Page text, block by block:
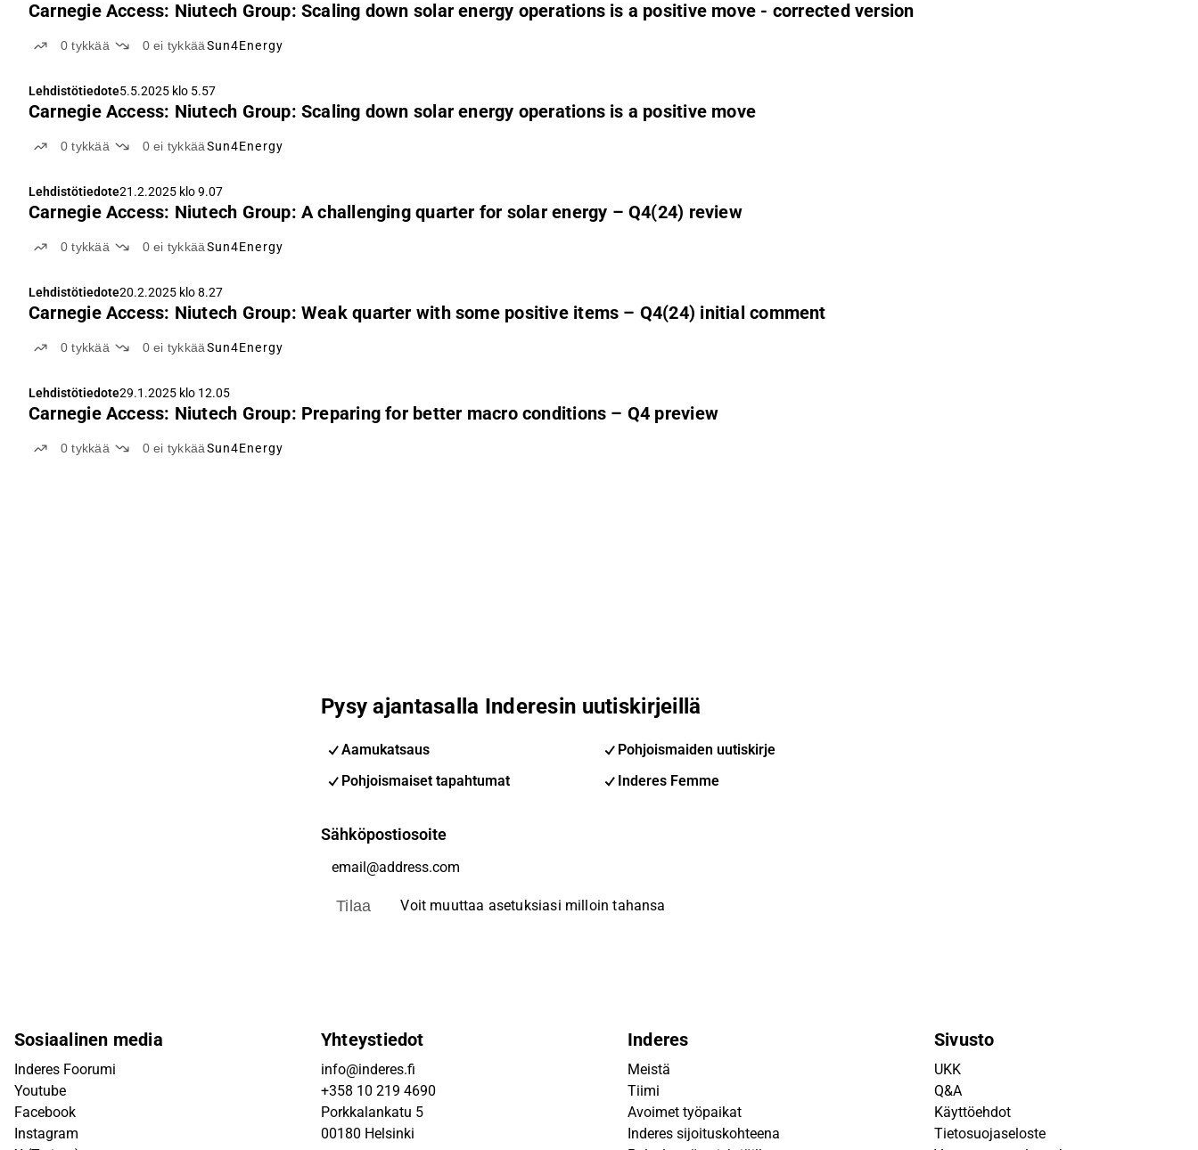
Carnegie Access: Niutech Group: Scaling down solar energy operations is a positive move - corrected version
0tykkää 0ei tykkääSun4Energy
Lehdistötiedote5.5.2025 klo 5.57
Carnegie Access: Niutech Group: Scaling down solar energy operations is a positive move
0tykkää 0ei tykkääSun4Energy
Lehdistötiedote21.2.2025 klo 9.07
Carnegie Access: Niutech Group: A challenging quarter for solar energy – Q4(24) review
0tykkää 0ei tykkääSun4Energy
Lehdistötiedote20.2.2025 klo 8.27
Carnegie Access: Niutech Group: Weak quarter with some positive items – Q4(24) initial comment
0tykkää 0ei tykkääSun4Energy
Lehdistötiedote29.1.2025 klo 12.05
Carnegie Access: Niutech Group: Preparing for better macro conditions – Q4 preview
0tykkää 0ei tykkääSun4Energy
Pysy ajantasalla Inderesin uutiskirjeillä
Aamukatsaus
Pohjoismaiden uutiskirje
Pohjoismaiset tapahtumat
Inderes Femme
Sähköpostiosoite
Tilaa Voit muuttaa asetuksiasi milloin tahansa
Sosiaalinen media
Inderes Foorumi
Youtube
Facebook
Instagram
Yhteystiedot
info@inderes.fi
+358 10 219 4690
Porkkalankatu 5
00180 Helsinki
Inderes
Meistä
Tiimi
Avoimet työpaikat
Inderes sijoituskohteena
Sivusto
UKK
Q&A
Käyttöehdot
Tietosuojaseloste